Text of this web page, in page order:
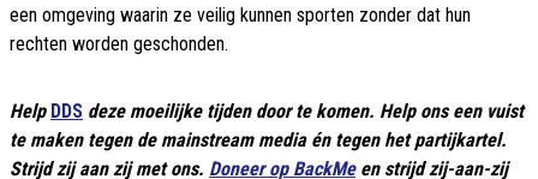
een omgeving waarin ze veilig kunnen sporten zonder dat hun
rechten worden geschonden.
Help DDS deze moeilijke tijden door te komen. Help ons een vuist
te maken tegen de mainstream media én tegen het partijkartel.
Strijd zij aan zij met ons. Doneer op BackMeen strijd zij-aan-zij